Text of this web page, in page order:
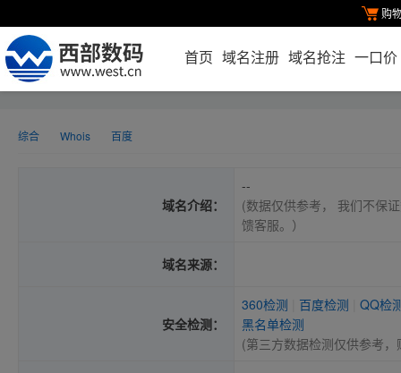
购
首页 域名注册 域名抢注 一口价
综合 Whois 百度
域名介绍：
--
(数据仅供参考， 我们不保
馈客服。）
域名来源：
安全检测：
360检测 百度检测
QQ检
黑名单检测
(第三方数据检测仅供参考